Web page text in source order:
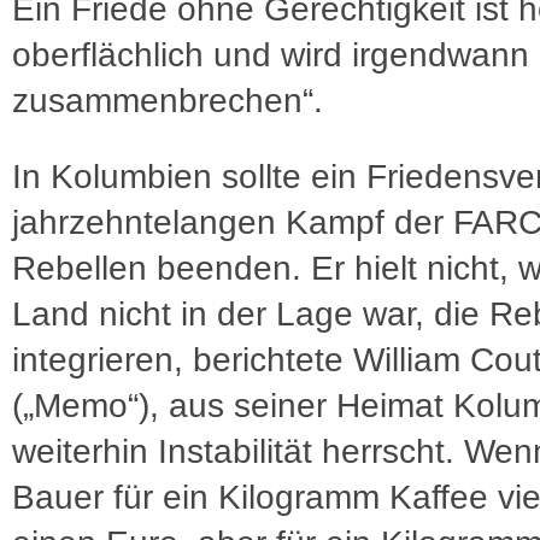
Ein Friede ohne Gerechtigkeit ist
oberflächlich und wird irgendwann
zusammenbrechen“.
In Kolumbien sollte ein
jahrzehntelangen Kampf der
Rebellen beenden. Er hielt nicht,
Land nicht in der Lage war, die
integrieren, berichtete William
(„Memo“), aus seiner Heimat
weiterhin Instabilität herrscht.
Bauer für ein Kilogramm Kaffee